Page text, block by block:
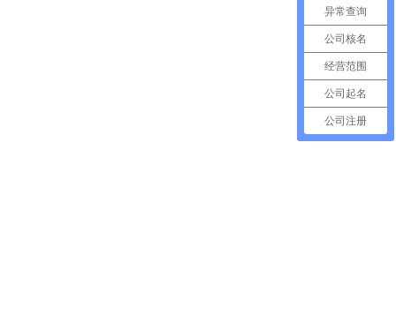
异常查询
公司核名
经营范围
公司起名
公司注册